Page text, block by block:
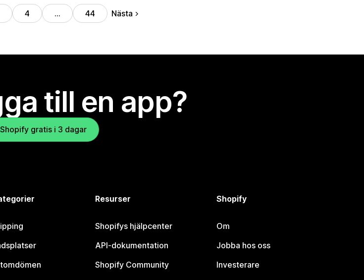
4 … 44 Nästa
till en app?
gratis i 3 dagar
Resurser
Shopifys hjälpcenter
API-dokumentation
Shopify Community
Shopify
Om
Jobba hos oss
Investerare